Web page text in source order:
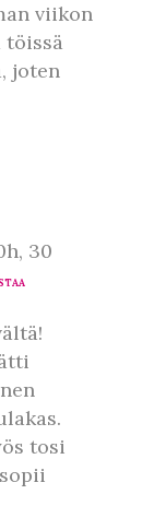
viikon
töissä
joten
30
tosi